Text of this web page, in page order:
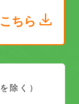
ちら
除く）